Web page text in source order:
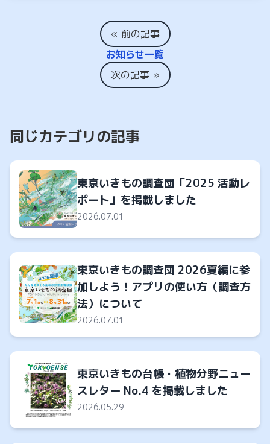
« 前の記事
お知らせ一覧
次の記事 »
同じカテゴリの記事
東京いきもの調査団「2025 活動レ
ポート」を掲載しました
2026.07.01
東京いきもの調査団 2026夏編に参
加しよう！アプリの使い方（調査方
法）について
2026.07.01
東京いきもの台帳・植物分野ニュー
スレター No.4 を掲載しました
2026.05.29